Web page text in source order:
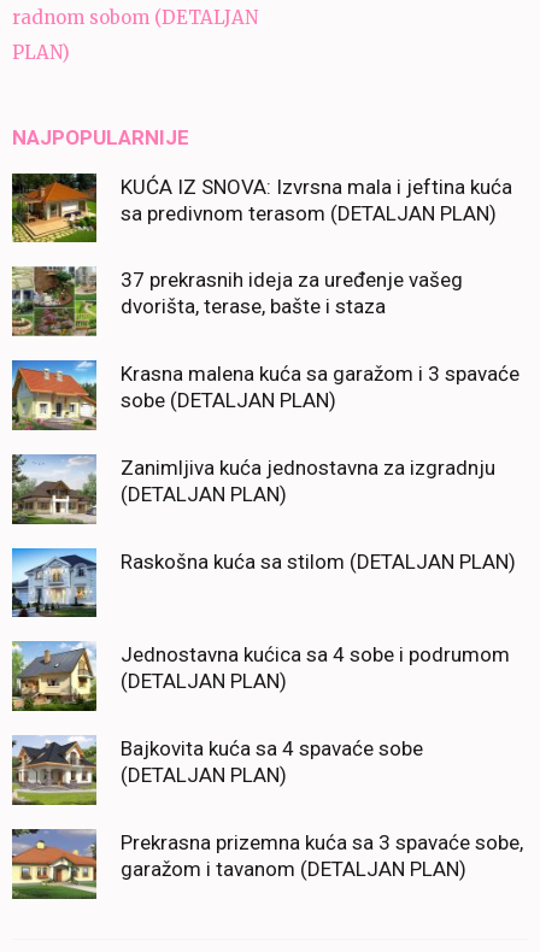
radnom sobom (DETALJAN
PLAN)
NAJPOPULARNIJE
KUĆA IZ SNOVA: Izvrsna mala i jeftina kuća
sa predivnom terasom (DETALJAN PLAN)
37 prekrasnih ideja za uređenje vašeg
dvorišta, terase, bašte i staza
Krasna malena kuća sa garažom i 3 spavaće
sobe (DETALJAN PLAN)
Zanimljiva kuća jednostavna za izgradnju
(DETALJAN PLAN)
Raskošna kuća sa stilom (DETALJAN PLAN)
Jednostavna kućica sa 4 sobe i podrumom
(DETALJAN PLAN)
Bajkovita kuća sa 4 spavaće sobe
(DETALJAN PLAN)
Prekrasna prizemna kuća sa 3 spavaće sobe,
garažom i tavanom (DETALJAN PLAN)